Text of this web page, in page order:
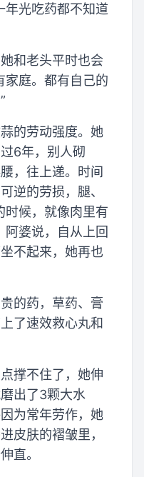
年光吃药都不知道
和老头平时也会
家庭。都有自己的
的劳动强度。她
6年，别人砌
，往上递。时间
逆的劳损，腿、
时候，就像肉里有
阿婆说，自从上回
不起来，她再也
的药，草药、膏
了速效救心丸和
撑不住了，她伸
出了3颗大水
为常年劳作，她
皮肤的褶皱里，
直。